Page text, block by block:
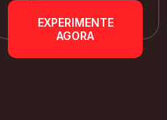
EXPERIMENTE
AGORA